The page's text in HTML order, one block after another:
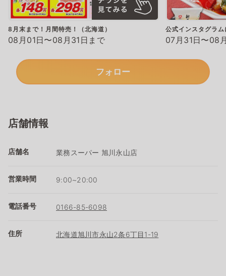
8月末まで！月間特売！（北海道）
08月01日〜08月31日まで
公式インスタグラ
07月31日〜08
フォロー
店舗情報
店舗名 業務スーパー 旭川永山店
営業時間 9:00~20:00
電話番号 0166-85-6098
住所 北海道旭川市永山2条6丁目1-19